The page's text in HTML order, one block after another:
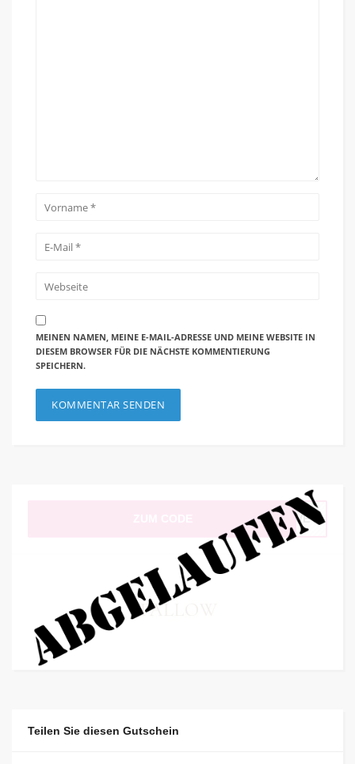
MEINEN NAMEN, MEINE E-MAIL-ADRESSE UND MEINE WEBSITE IN
DIESEM BROWSER FÜR DIE NÄCHSTE KOMMENTIERUNG
SPEICHERN.
SIVE
Teilen Sie diesen Gutschein